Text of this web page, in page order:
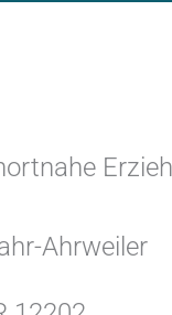
Ahrweiler